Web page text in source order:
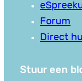
Forum
Direct
Stuur een